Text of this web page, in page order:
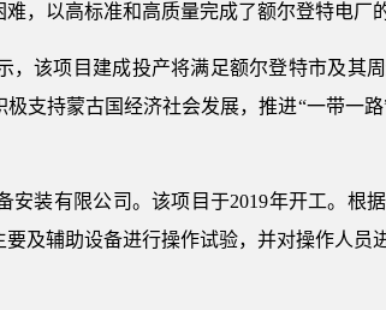
，以高标准和高质量完成了额尔登特电厂
该项目建成投产将满足额尔登特市及其
支持蒙古国经济社会发展，推进“一带一路
装有限公司。该项目于2019年开工。根
及辅助设备进行操作试验，并对操作人员